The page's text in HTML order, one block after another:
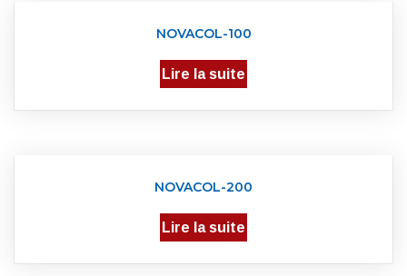
NOVACOL-100
Lire la suite
NOVACOL-200
Lire la suite